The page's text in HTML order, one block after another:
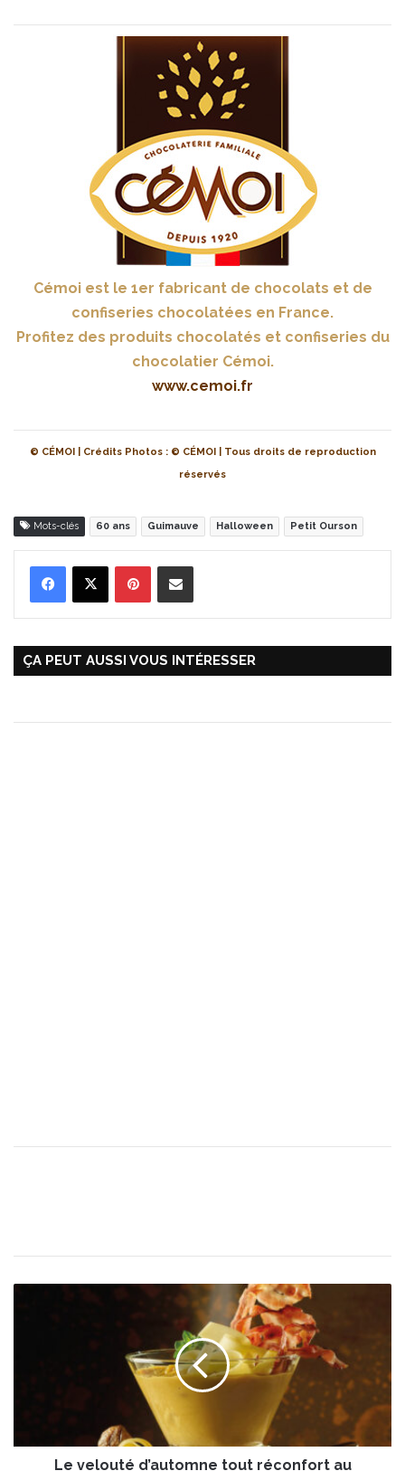
Cémoi est le 1er fabricant de chocolats et de
confiseries chocolatées en France.
Profitez des produits chocolatés et confiseries du
chocolatier Cémoi.
www.cemoi.fr
© CÉMOI | Crédits Photos : © CÉMOI | Tous droits de reproduction
réservés
Mots-clés 60 ans Guimauve Halloween Petit Ourson
ÇA PEUT AUSSI VOUS INTÉRESSER
é
Le velouté d’automne tout réconfort au